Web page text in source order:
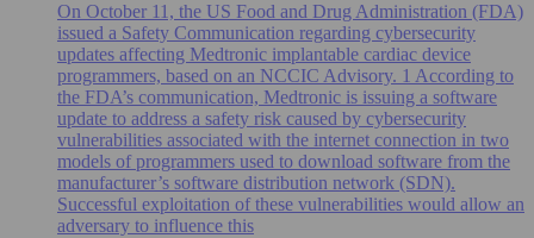
On October 11, the US Food and Drug Administration (FDA)
issued a Safety Communication regarding cybersecurity
updates affecting Medtronic implantable cardiac device
programmers, based on an NCCIC Advisory. 1 According to
the FDA’s communication, Medtronic is issuing a software
update to address a safety risk caused by cybersecurity
vulnerabilities associated with the internet connection in two
models of programmers used to download software from the
manufacturer’s software distribution network (SDN).
Successful exploitation of these vulnerabilities would allow an
adversary to influence this